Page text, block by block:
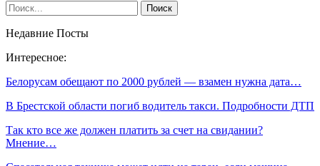
Недавние Посты
Интересное:
Белорусам обещают по 2000 рублей — взамен нужна дата…
В Брестской области погиб водитель такси. Подробности ДТП
Так кто все же должен платить за счет на свидании?
Мнение…